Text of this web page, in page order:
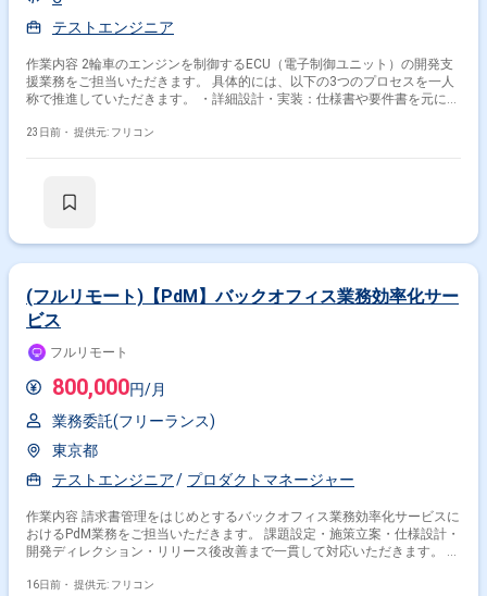
テストエンジニア
作業内容 2輪車のエンジンを制御するECU（電子制御ユニット）の開発支
援業務をご担当いただきます。 具体的には、以下の3つのプロセスを一人
称で推進していただきます。 ・詳細設計・実装：仕様書や要件書を元にし
ト：仕様変更があった部分に対する、実機（ECU）を用いたテストの実
23日前・ 提供元: フリコン
(フルリモート)【PdM】バックオフィス業務効率化サー
ビス
フルリモート
800,000円/月
業務委託(フリーランス)
東京都
テストエンジニア
プロダクトマネージャー
作業内容 請求書管理をはじめとするバックオフィス業務効率化サービスに
おけるPdM業務をご担当いただきます。 課題設定・施策立案・仕様設計・
開発ディレクション・リリース後改善まで一貫して対応いただきます。 エ
プロダクト推進を行っていただきます
16日前・ 提供元: フリコン